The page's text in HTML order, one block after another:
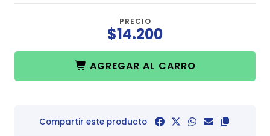
PRECIO
$14.200
AGREGAR AL CARRO
Compartir este producto